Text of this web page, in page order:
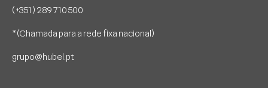
(+351) 289 710 500
*(Chamada para a rede fixa nacional)
grupo@hubel.pt